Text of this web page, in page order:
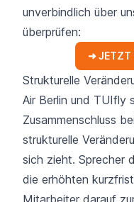
unverbindlich über
überprüfen:
➜ JETZT
Strukturelle
Air Berlin und TUIfly
Zusammenschluss
strukturelle
sich zieht. Sprecher
die erhöhten
Mitarbeiter darauf